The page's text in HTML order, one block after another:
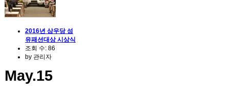
2016년 삼우당 섬
유패션대상 시상식
조회 수: 86
by 관리자
May.15